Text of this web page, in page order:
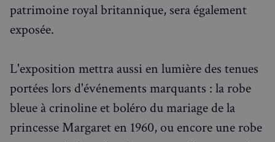
patrimoine royal britannique, sera également
exposée.
L'exposition mettra aussi en lumière des tenues
portées lors d'événements marquants : la robe
bleue à crinoline et boléro du mariage de la
princesse Margaret en 1960, ou encore une robe